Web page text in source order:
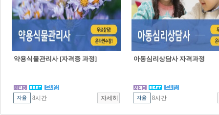
약용식물관리사 [자격증 과정]
8시간
아동심리상담사 자격과정
8시간